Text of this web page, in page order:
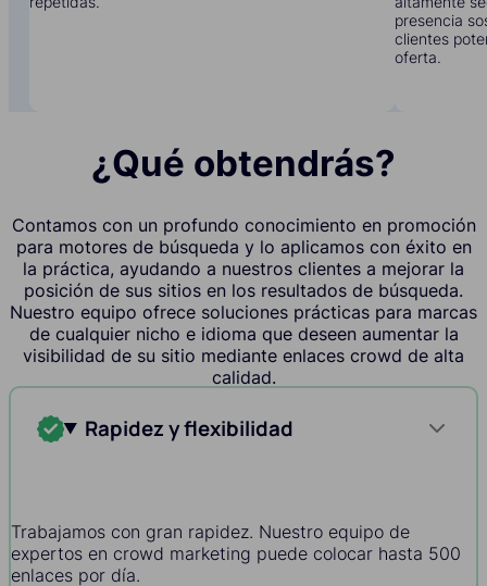
presencia
clientes
oferta.
¿Qué obtendrás?
Contamos con un profundo conocimiento en promoción
para motores de búsqueda y lo aplicamos con éxito en
la práctica, ayudando a nuestros clientes a mejorar la
posición de sus sitios en los resultados de búsqueda.
Nuestro equipo ofrece soluciones prácticas para marcas
de cualquier nicho e idioma que deseen aumentar la
visibilidad de su sitio mediante enlaces crowd de alta
calidad.
Rapidez y flexibilidad
Trabajamos con gran rapidez. Nuestro equipo de
expertos en crowd marketing puede colocar hasta 500
enlaces por día.